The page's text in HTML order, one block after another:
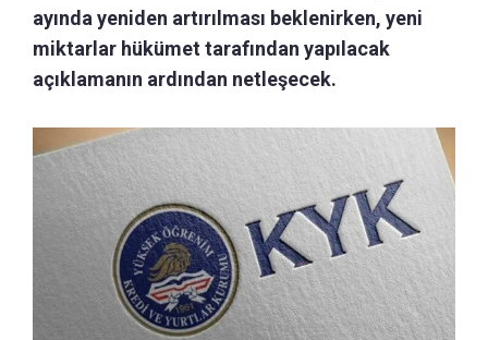
ayında yeniden artırılması beklenirken, yeni
miktarlar hükümet tarafından yapılacak
açıklamanın ardından netleşecek.